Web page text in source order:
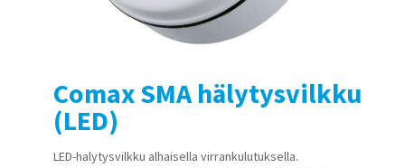
Comax SMA hälytysvilkku
(LED)
LED-halytysvilkku alhaisella virrankulutuksella.